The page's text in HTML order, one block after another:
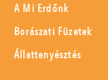
A Mi Erdőnk
Borászati Füzetek
Állattenyésztés